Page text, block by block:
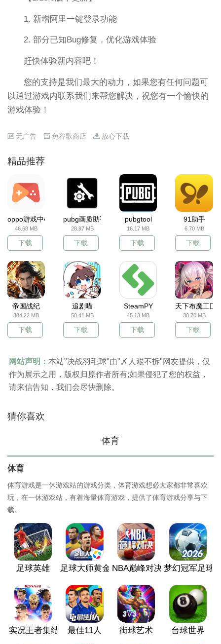
1. 新增阿里一键登录功能
2. 部分已知Bug修复，优化游戏体验
赶快体验新内容吧！
您的支持是我们最大的动力，如果您有任何问题可
以通过游戏内联系我们来帮您解决，祝您有一个愉快的
游戏体验！
无广告 免谷歌商店 放心下载
精品推荐
oppo游戏中心
46.68 MB
下载
pubg画质助手
28.97 MB
下载
pubgtool
16.17 MB
下载
91助手
6.70 MB
下载
帝国战纪
384.22 MB
下载
追剧喵
50.41 MB
下载
SteamPY
45.13 MB
下载
天下布魔工囗
30.70 MB
下载
网站声明： 本站"决战羽毛球"由"〆人艰不拆"网友提供，仅
作为展示之用，版权归原作者所有;如果侵犯了您的权益，
请来信告知，我们会尽快删除。
猜你喜欢
体育
体育
体育游戏是一休游戏站的游戏分类，体育游戏想必大家都非常喜欢
玩，在一休游戏站，有着海量体育游戏，提供了体育游戏分享与下
载。
足球英雄 足球大师黄金一代NBA巅峰对决 梦幻冠军足球
实况王者集结 最佳11人 街球艺术 台球世界